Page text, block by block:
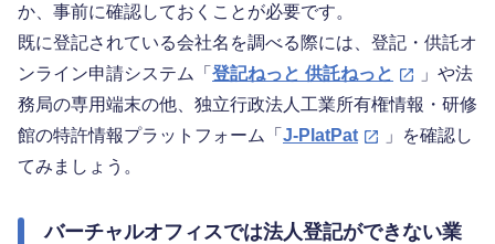
か、事前に確認しておくことが必要です。
既に登記されている会社名を調べる際には、登記・供託オ
ンライン申請システム「 登記ねっと 供託ねっと
」や法
務局の専用端末の他、独立行政法人工業所有権情報・研修
館の特許情報プラットフォーム「 J-PlatPat
」を確認し
てみましょう。
バーチャルオフィスでは法人登記ができない業